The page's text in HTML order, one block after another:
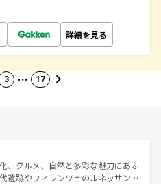
詳細を見る
3 … 17
、グルメ、自然と多彩な魅力にあふ
遺跡やフィレンツェのルネッサンス